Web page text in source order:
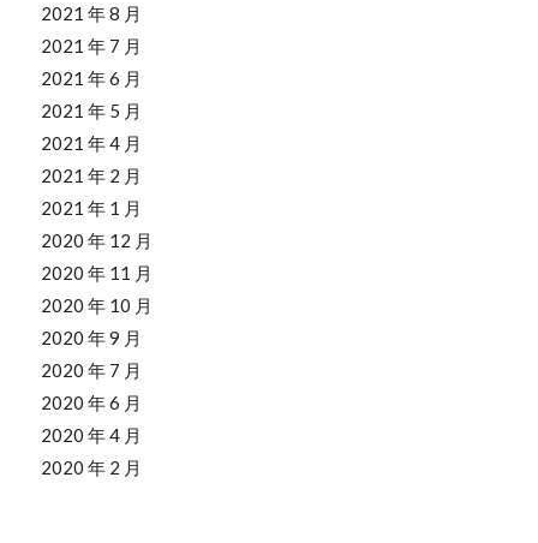
2021 年 8 月
2021 年 7 月
2021 年 6 月
2021 年 5 月
2021 年 4 月
2021 年 2 月
2021 年 1 月
2020 年 12 月
2020 年 11 月
2020 年 10 月
2020 年 9 月
2020 年 7 月
2020 年 6 月
2020 年 4 月
2020 年 2 月